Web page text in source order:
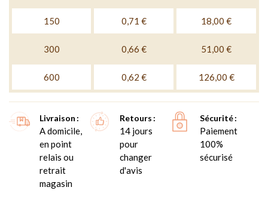
150 0,71 € 18,00 €
300 0,66 € 51,00 €
600 0,62 € 126,00 €
Livraison
A domicile,
en point
relais ou
retrait
magasin
Retours
14 jours
pour
changer
d'avis
Sécurité
Paiement
100%
sécurisé